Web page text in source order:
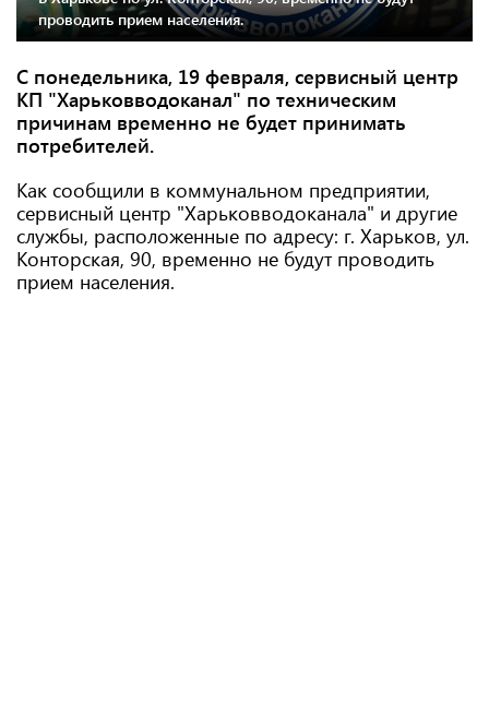
проводить прием населения.
С понедельника, 19 февраля, сервисный центр
КП "Харьковводоканал" по техническим
причинам временно не будет принимать
потребителей.
Как сообщили в коммунальном предприятии,
сервисный центр "Харьковводоканала" и другие
службы, расположенные по адресу: г. Харьков, ул.
Конторская, 90, временно не будут проводить
прием населения.